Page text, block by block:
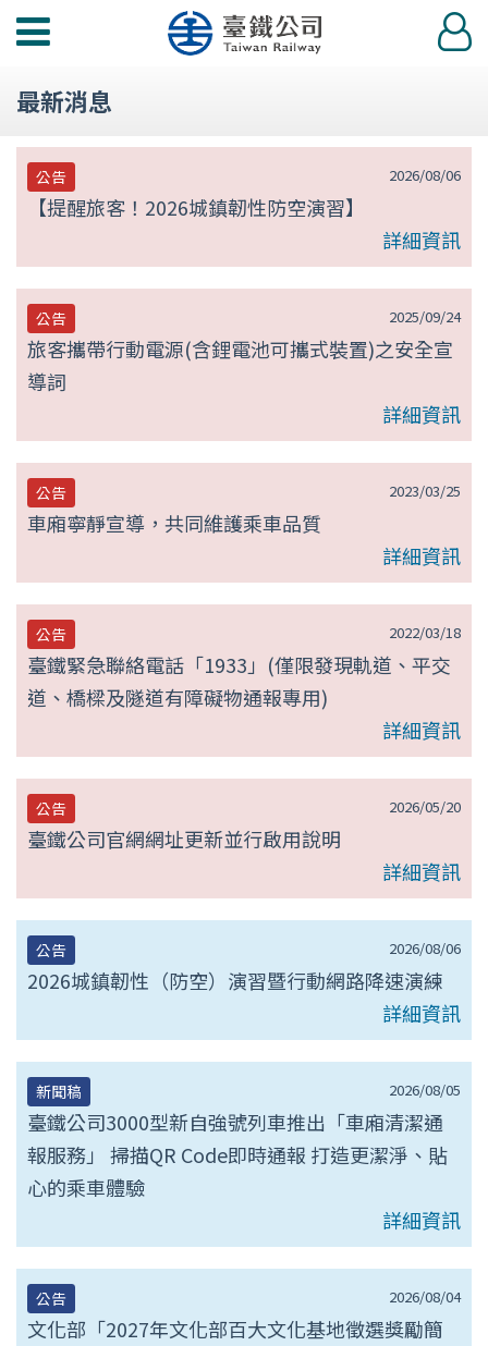
功
選
登
入
最新消息
2026/08/06
公告
【提醒旅客！2026城鎮韌性防空演習】
詳細資訊
2025/09/24
公告
旅客攜帶行動電源(含鋰電池可攜式裝置)之安全宣
導詞
詳細資訊
2023/03/25
公告
車廂寧靜宣導，共同維護乘車品質
詳細資訊
2022/03/18
公告
臺鐵緊急聯絡電話「1933」(僅限發現軌道、平交
道、橋樑及隧道有障礙物通報專用)
詳細資訊
2026/05/20
公告
臺鐵公司官網網址更新並行啟用說明
詳細資訊
2026/08/06
公告
2026城鎮韌性（防空）演習暨行動網路降速演練
詳細資訊
2026/08/05
新聞稿
臺鐵公司3000型新自強號列車推出「車廂清潔通
報服務」 掃描QR Code即時通報 打造更潔淨、貼
心的乘車體驗
詳細資訊
2026/08/04
公告
文化部「2027年文化部百大文化基地徵選獎勵簡